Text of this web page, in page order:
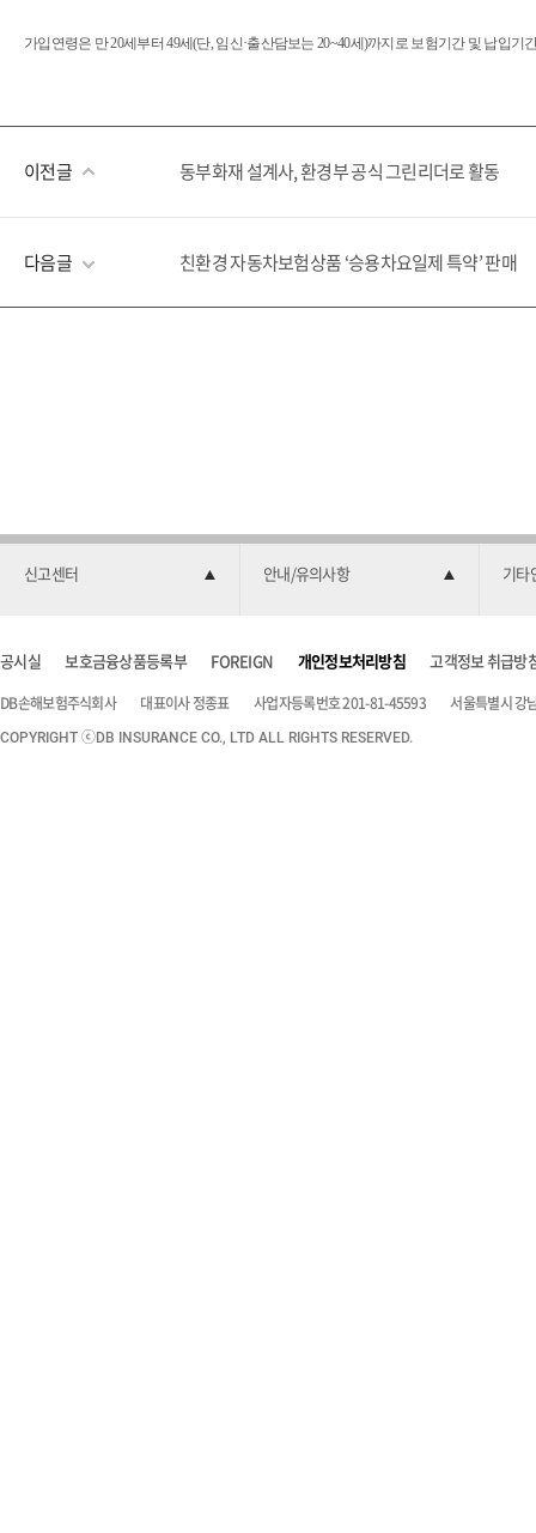
가입연령은 만 20세부터 49세(단, 임신·출산담보는 20~40세)까지로 보험기간 및 납입기
이전글 동부화재 설계사, 환경부 공식 그린리더로 활동
다음글 친환경 자동차보험상품 ‘승용차요일제 특약’ 판매
신고센터 안내/유의사항 기타
공시실 보호금융상품등록부 FOREIGN 개인정보처리방침 고객정보 취급방
DB손해보험주식회사 대표이사 정종표 사업자등록번호 201-81-45593 서울특별시 강
COPYRIGHT ⓒDB INSURANCE CO., LTD ALL RIGHTS RESERVED.